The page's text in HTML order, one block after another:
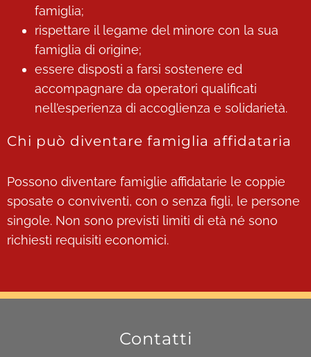
famiglia;
rispettare il legame del minore con la sua
famiglia di origine;
essere disposti a farsi sostenere ed
accompagnare da operatori qualificati
nell’esperienza di accoglienza e solidarietà.
Chi può diventare famiglia affidataria
Possono diventare famiglie affidatarie le coppie
sposate o conviventi, con o senza figli, le persone
singole. Non sono previsti limiti di età né sono
richiesti requisiti economici.
Contatti